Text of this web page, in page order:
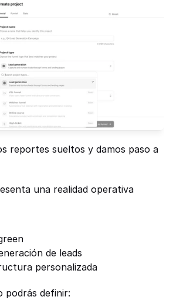
reportes sueltos y damos paso a
una realidad operativa
de leads
personalizada
podrás definir: